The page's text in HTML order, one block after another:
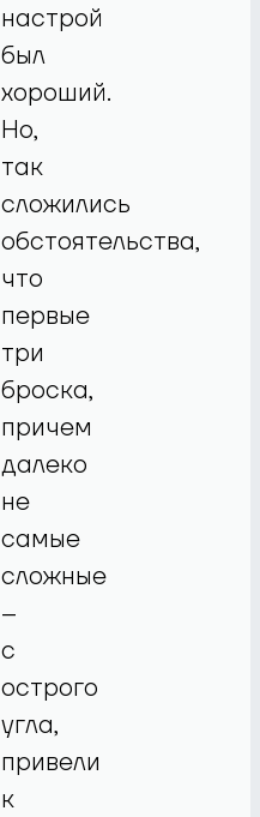
настрой
был
хороший.
Но,
так
сложились
обстоятельства,
что
первые
три
броска,
причем
далеко
не
самые
сложные
–
с
острого
угла,
привели
к